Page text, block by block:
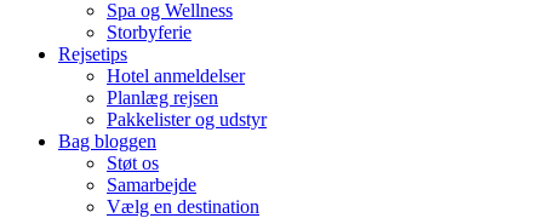
Spa og Wellness
Storbyferie
Rejsetips
Hotel anmeldelser
Planlæg rejsen
Pakkelister og udstyr
Bag bloggen
Støt os
Samarbejde
Vælg en destination